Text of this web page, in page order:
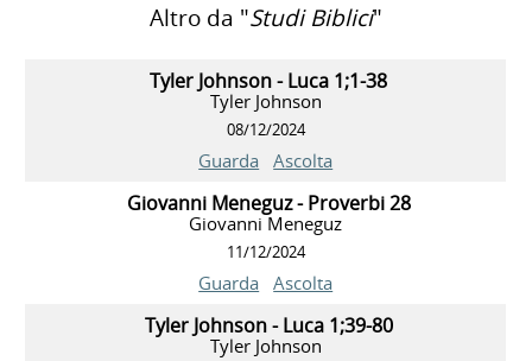
Altro da "Studi Biblici"
Tyler Johnson - Luca 1;1-38
Tyler Johnson
08/12/2024
Guarda Ascolta
Giovanni Meneguz - Proverbi 28
Giovanni Meneguz
11/12/2024
Guarda Ascolta
Tyler Johnson - Luca 1;39-80
Tyler Johnson